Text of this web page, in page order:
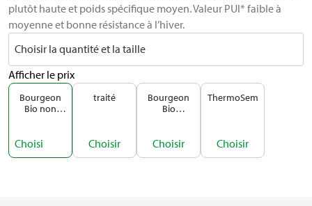
plutôt haute et poids spécifique moyen. Valeur PUI* faible à
moyenne et bonne résistance à l’hiver.
Choisir la quantité et la taille
Afficher le prix
Bourgeon
Bio non
Choisi
traité
Choisir
Bourgeon
Bio
Choisir
ThermoSem
Choisir